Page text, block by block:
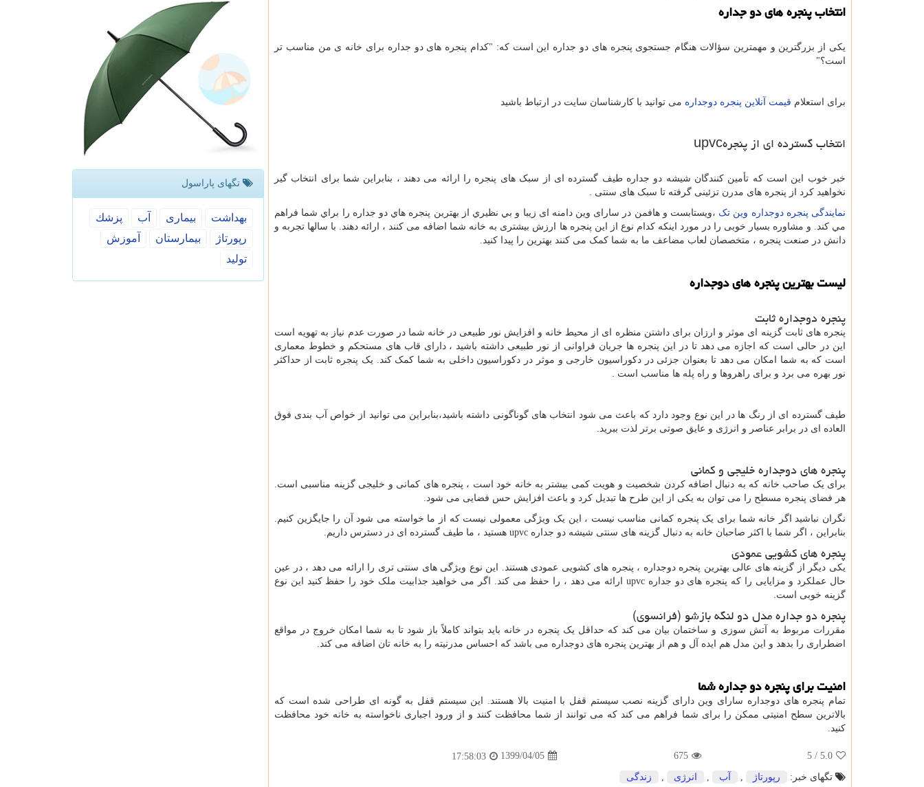
انتخاب پنجره های دو جداره
یكی از بزرگترین و مهمترین سؤالات هنگام جستجوی پنجره های دو جداره این است كه: "کدام پنجره های دو جداره برای خانه ی من مناسب تر
است؟"
برای استعلام قیمت آنلاین پنجره دوجداره می توانید با کارشناسان سایت در ارتباط باشید
انتخاب گسترده ای از پنجرهupvc
خبر خوب این است که تأمین کنندگان شیشه دو جداره طیف گسترده ای از سبک های پنجره را ارائه می دهند ، بنابراین شما برای انتخاب گیر
نخواهید کرد از پنجره های مدرن تزئینی گرفته تا سبک های سنتی .
نمایندگی پنجره دوجداره وین تک ،ویستابست و هافمن در سارای وین دامنه ای زيبا و بي نظيري از بهترین پنجره هاي دو جداره را براي شما فراهم
مي كند. و مشاوره بسیار خوبی را در مورد اینکه کدام نوع از این پنجره ها ارزش بیشتری به خانه شما اضافه می کنند ، ارائه دهند. با سالها تجربه و
دانش در صنعت پنجره ، متخصصان لعاب مضاعف ما به شما کمک می کنند بهترین را پیدا کنید.
لیست بهترین پنجره های دوجداره
پنجره دوجداره ثابت
پنجره های ثابت گزینه ای موثر و ارزان برای داشتن منظره ای از محیط خانه و افزایش نور طبیعی در خانه شما در صورت عدم نیاز به تهویه است
این در حالی است که اجازه می دهد تا در این پنجره ها جریان فراوانی از نور طبیعی داشته باشید ، دارای قاب های مستحکم و خطوط معماری
است که به شما امکان می دهد تا بعنوان جزئی در دکوراسیون خارجی و موثر در دکوراسیون داخلی به شما کمک کند. یک پنجره ثابت از حداکثر
نور بهره می برد و برای راهروها و راه پله ها مناسب است .
طیف گسترده ای از رنگ ها در این نوع وجود دارد که باعث می شود انتخاب های گوناگونی داشته باشید،بنابراین می توانید از خواص آب بندی فوق
العاده ای در برابر عناصر و انرژی و عایق صوتی برتر لذت ببرید.
پنجره های دوجداره خلیجی و کمانی
برای یک صاحب خانه که به دنبال اضافه کردن شخصیت و هویت کمی بیشتر به خانه خود است ، پنجره های کمانی و خلیجی گزینه مناسبی است.
هر فضای پنجره مسطح را می توان به یکی از این طرح ها تبدیل کرد و باعث افزایش حس فضایی می شود.
نگران نباشید اگر خانه شما برای یک پنجره کمانی مناسب نیست ، این یک ویژگی معمولی نیست که از ما خواسته می شود آن را جایگزین کنیم.
بنابراین ، اگر شما با اکثر صاحبان خانه به دنبال گزینه های سنتی شیشه دو جداره upvc هستید ، ما طیف گسترده ای در دسترس داریم.
پنجره های کشویی عمودی
یکی دیگر از گزینه های عالی بهترین پنجره دوجداره ، پنجره های کشویی عمودی هستند. این نوع ویژگی های سنتی تری را ارائه می دهد ، در عین
حال عملکرد و مزایایی را که پنجره های دو جداره upvc
ارائه می دهد ، را حفظ می کند. اگر می خواهید جذابیت ملک خود را حفظ کنید این نوع
گزینه خوبی است.
پنجره دو جداره مدل دو لنگه بازشو (فرانسوی)
مقررات مربوط به آتش سوزی و ساختمان بیان می کند که حداقل یک پنجره در خانه باید بتواند کاملاً باز شود تا به شما امکان خروج در مواقع
اضطراری را بدهد و این مدل هم ایده آل و هم از بهترین پنجره های دوجداره می باشد که احساس مدرنیته را به خانه تان اضافه می کند.
امنیت برای پنجره دو جداره شما
تمام پنجره های دوجداره سارای وین دارای گزینه نصب سیستم قفل با امنیت بالا هستند. این سیستم قفل به گونه ای طراحی شده است که
بالاترین سطح امنیتی ممکن را برای شما فراهم می کند که می توانند از شما محافظت کنند و از ورود اجباری ناخواسته به خانه خود محافظت
کنید.
5.0
/ 5
675
1399/04/05
17:58:03
تگهای خبر:
رپورتاژ آب انرژی زندگی
تگهای پاراسول
بهداشت بیماری آب
پزشك
رپورتاژ
بیمارستان
آموزش
تولید